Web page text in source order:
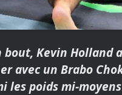
Kevin Holland
avec un Brabo
les poids mi-